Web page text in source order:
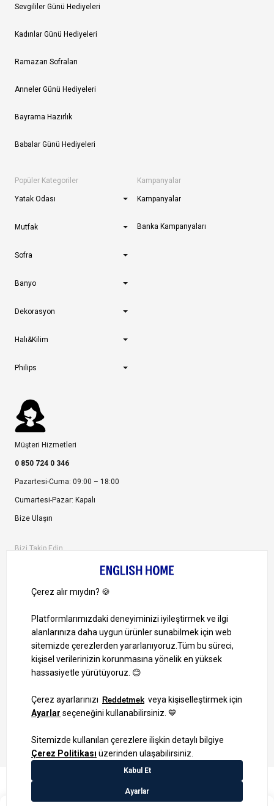
Sevgililer Günü Hediyeleri
Kadınlar Günü Hediyeleri
Ramazan Sofraları
Anneler Günü Hediyeleri
Bayrama Hazırlık
Babalar Günü Hediyeleri
Popüler Kategoriler
Yatak Odası
Mutfak
Sofra
Banyo
Dekorasyon
Halı&Kilim
Philips
Kampanyalar
Kampanyalar
Banka Kampanyaları
Müşteri Hizmetleri
0 850 724 0 346
Pazartesi-Cuma: 09:00 – 18:00
Cumartesi-Pazar: Kapalı
Bize Ulaşın
Bizi Takip Edin
1000 TL ve Üzeri Alışverişlerinizde Kargo Bedava!
Bilgi Toplum Hizmetleri
KVKK Veri İşleme Politikamız
Site Haritası